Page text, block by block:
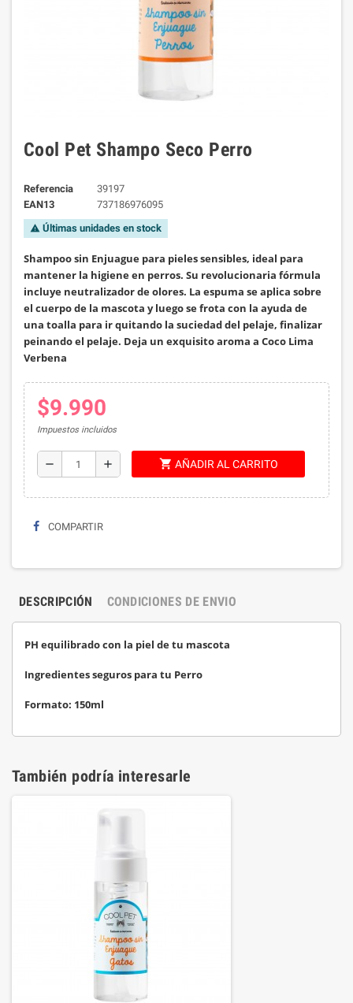
Cool Pet Shampo Seco Perro
Referencia
39197
EAN13
737186976095
warning Últimas unidades en stock
Shampoo sin Enjuague para pieles sensibles, ideal para
mantener la higiene en perros. Su revolucionaria fórmula
incluye neutralizador de olores. La espuma se aplica sobre
el cuerpo de la mascota y luego se frota con la ayuda de
una toalla para ir quitando la suciedad del pelaje, finalizar
peinando el pelaje. Deja un exquisito aroma a Coco Lima
Verbena
$9.990
Impuestos incluidos
remove add shopping_cart AÑADIR AL CARRITO
COMPARTIR
DESCRIPCIÓN CONDICIONES DE ENVIO
PH equilibrado con la piel de tu mascota
Ingredientes seguros para tu Perro
Formato: 150ml
También podría interesarle